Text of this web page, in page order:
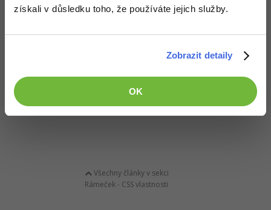
získali v důsledku toho, že používáte jejich služby.
Zobrazit detaily
OK
dalšími vlastnostmi zkrácenou CSS vlastnostíborder .
Kromě těchto základních vlastností je možné nastavovat
např. zakulacené rohy vlastností
Všechny články v sekci
Rámeček - CSS vlastnosti